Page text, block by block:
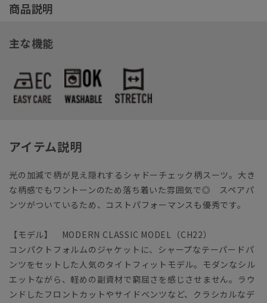
商品説明
主な機能
アイテム説明
光の加減で柄が見え隠れするシャドーチェック柄スーツ。大き
な柄感でもワントーンのため落ち着いた雰囲気で◎ スペアパ
ンツがついているため、コストパフォーマンスも優秀です。
【モデル】 MODERN CLASSIC MODEL（CH22）
コンパクトフォルムのジャケットに、シャープなテーパードパ
ンツをセットした人気のタイトフィットモデル。モダンなシル
エットながら、軽めの副資材で窮屈さを感じさせません。ラウ
ンドしたフロントカットやサイドベンツなど、クラシカルなデ